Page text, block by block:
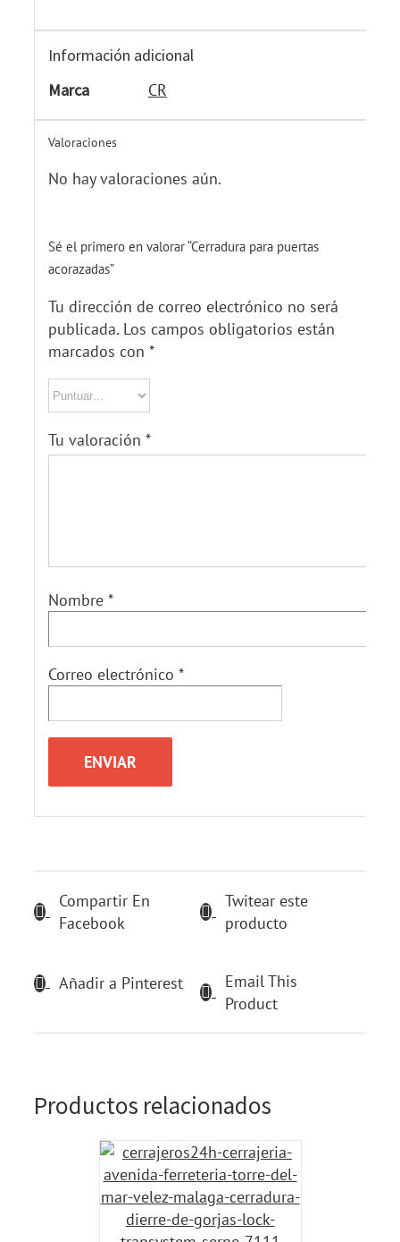
Información adicional
Marca
CR
Valoraciones
No hay valoraciones aún.
Sé el primero en valorar “Cerradura para puertas
acorazadas”
Tu dirección de correo electrónico no será
publicada.Los campos obligatorios están
marcados con *
Tu valoración *
Nombre *
Correo electrónico *
Compartir En
Facebook
Twitear este
producto
Añadir a Pinterest
Email This
Product
Productos relacionados